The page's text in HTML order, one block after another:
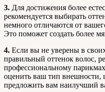
3. Для достижения более
рекомендуется выбирать
немного отличаются от
Это поможет создать более
4. Если вы не уверены в
правильный оттенок волос,
профессиональному
оценить ваш тип внешности,
предложить вам наилучший